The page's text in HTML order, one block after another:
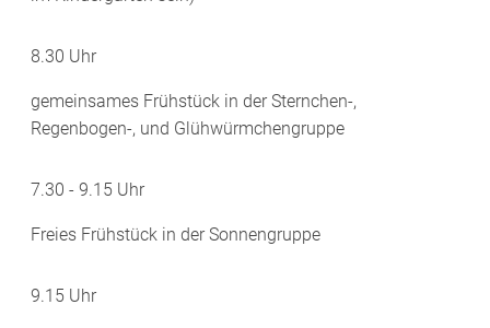
8.30 Uhr
gemeinsames Frühstück in der Sternchen-,
Regenbogen-, und Glühwürmchengruppe
7.30 - 9.15 Uhr
Freies Frühstück in der Sonnengruppe
9.15 Uhr